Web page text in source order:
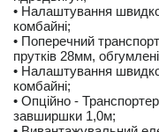
• Налаштування
комбайні;
• Поперечний
прутків 28мм,
• Налаштування
комбайні;
• Опційно -
завширшки 1,0м;